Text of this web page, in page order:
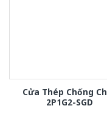
Cửa Thép Chống
2P1G2-SGD